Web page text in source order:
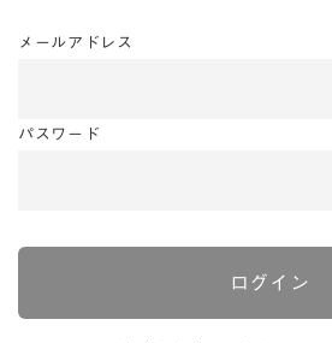
メールアドレス
パスワード
ログイン